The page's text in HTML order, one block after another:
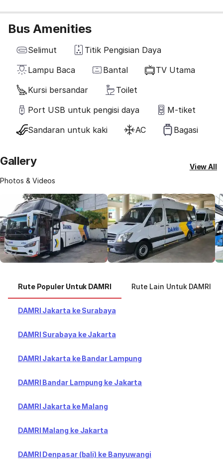
Bus Amenities
Selimut
Titik Pengisian Daya
Lampu Baca
Bantal
TV Utama
Kursi bersandar
Toilet
Port USB untuk pengisi daya
M-tiket
Sandaran untuk kaki
AC Bagasi
Gallery
Photos & Videos
View All
Rute Populer Untuk DAMRI Rute Lain Untuk DAMRI
DAMRI Jakarta ke Surabaya
DAMRI Surabaya ke Jakarta
DAMRI Jakarta ke Bandar Lampung
DAMRI Bandar Lampung ke Jakarta
DAMRI Jakarta ke Malang
DAMRI Malang ke Jakarta
DAMRI Denpasar (bali) ke Banyuwangi